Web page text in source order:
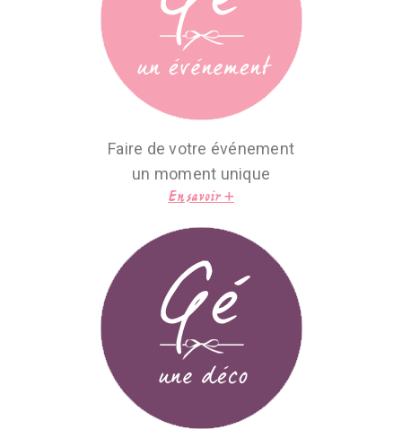
Faire de votre événement
un moment unique
En savoir +